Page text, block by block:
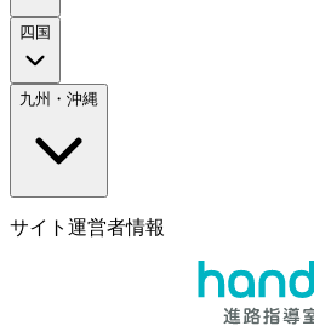
四国
九州・沖縄
サイト運営者情報